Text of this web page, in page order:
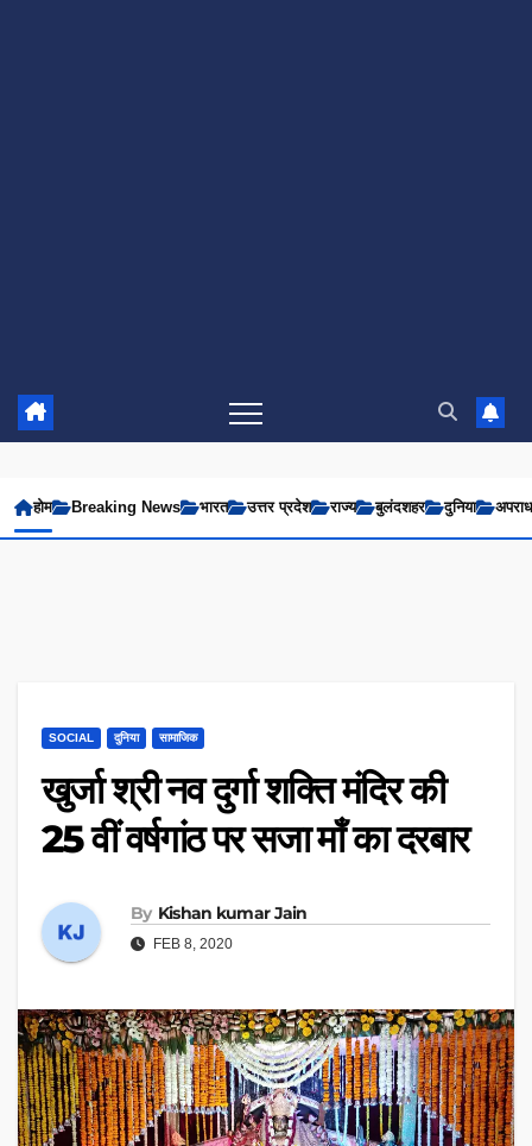
होम Breaking News भारत उत्तर प्रदेश राज्य बुलंदशहर दुनिया अपराध
SOCIAL दुनिया सामाजिक
खुर्जा श्री नव दुर्गा शक्ति मंदिर की
25 वीं वर्षगांठ पर सजा माँ का दरबार
By Kishan kumar Jain
FEB 8, 2020